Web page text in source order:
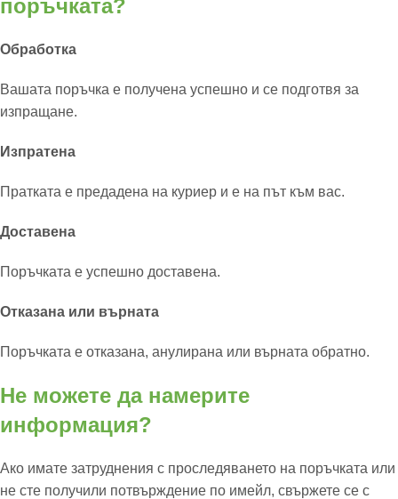
поръчката?
Обработка
Вашата поръчка е получена успешно и се подготвя за
изпращане.
Изпратена
Пратката е предадена на куриер и е на път към вас.
Доставена
Поръчката е успешно доставена.
Отказана или върната
Поръчката е отказана, анулирана или върната обратно.
Не можете да намерите
информация?
Ако имате затруднения с проследяването на поръчката или
не сте получили потвърждение по имейл, свържете се с